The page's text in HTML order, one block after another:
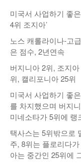
낚시/비치
골프
미국서 사업하기 좋
4위 조지아’
노스 캐롤라이나-고
은 점수, 2년연속
버지니아 2위, 조지
위, 캘리포니아 25위
미국서 사업하기 좋
를 차지했으며 버지
미네소타가 5위에 랭
택사스는 5위밖으로
주, 8위는 플로리다
아는 중간인 25위에